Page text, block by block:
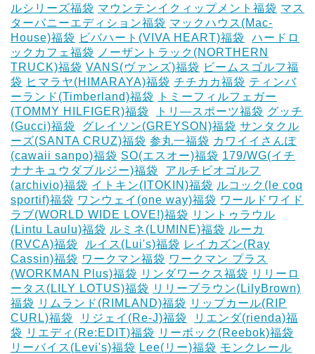
ルシリーズ福袋 マウンテンイクィップメント福袋 マス
ターバニーエディション福袋 マックハウス(Mac-
House)福袋 ビバハート(VIVA HEART)福袋
ハードロ
ックカフェ福袋
ノーザントラック(NORTHERN
TRUCK)福袋 VANS(ヴァンズ)福袋 ビームスゴルフ福
袋 ヒマラヤ(HIMARAYA)福袋 チチカカ福袋 ティンバ
ーランド(Timberland)福袋
トミーフィルフェガー
(TOMMY HILFIGER)福袋
トリ―スポーツ福袋 グッチ
(Gucci)福袋
グレイソン(GREYSON)福袋 サンタクル
ーズ(SANTA CRUZ)福袋 参丸一福袋 カワイイさんぽ
(cawaii sanpo)福袋 SO(エスオー)福袋 179/WG(イチ
ナナキュウダブルジー)福袋
アルチビオゴルフ
(archivio)福袋 イトキン(ITOKIN)福袋 ルコック(le coq
sportif)福袋 ワンウェイ(one way)福袋 ワールドワイド
ラブ(WORLD WIDE LOVE!)福袋 リントゥラウル
(Lintu Laulu)福袋 ルミネ(LUMINE)福袋 ルーカ
(RVCA)福袋
ルイス(Lui's)福袋 レイカズン(Ray
Cassin)福袋 ワークマン福袋 ワークマン プラス
(WORKMAN Plus)福袋 リンダワークス福袋 リリーロ
ータス(LILY LOTUS)福袋 リリーブラウン(LilyBrown)
福袋 リムランド(RIMLAND)福袋 リップカール(RIP
CURL)福袋
リジェイ(Re-J)福袋
リエンダ(rienda)福
袋 リエディ(Re:EDIT)福袋 リーボック(Reebok)福袋
リーバイス(Levi's)福袋 Lee(リー)福袋 モンクレール